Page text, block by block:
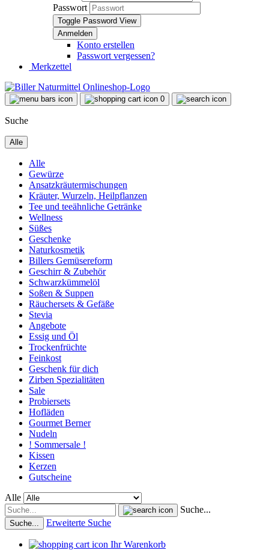
Passwort
Toggle Password View
Konto erstellen
Passwort vergessen?
Merkzettel
0
Suche
Alle
Alle
Gewürze
Ansatzkräutermischungen
Kräuter, Wurzeln, Heilpflanzen
Tee und teeähnliche Getränke
Wellness
Süßes
Geschenke
Naturkosmetik
Billers Gemüsereform
Geschirr & Zubehör
Schwarzkümmelöl
Soßen & Suppen
Räuchersets & Gefäße
Stevia
Angebote
Essig und Öl
Trockenfrüchte
Feinkost
Geschenk für dich
Zirben Spezialitäten
Sale
Probiersets
Hofläden
Gourmet Berner
Nudeln
! Sommersale !
Kissen
Kerzen
Gutscheine
Alle
Suche...
Suche... Erweiterte Suche
Ihr Warenkorb